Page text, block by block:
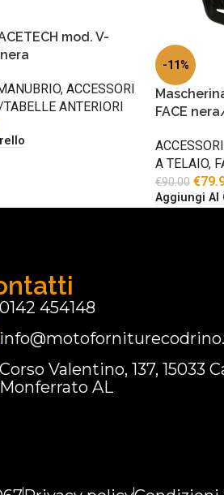
mod. V-
, ACCESSORI
ANTERIORI
-11%
FACE
A TELAIO,
€90.00 €
Aggiungi Al
0142 454148
Corso Valentino, 137, 15033
Monferrato AL